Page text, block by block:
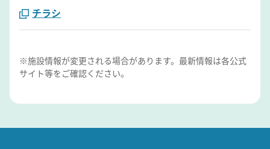
チラシ
※施設情報が変更される場合があります。最新情報は各公式
サイト等をご確認ください。